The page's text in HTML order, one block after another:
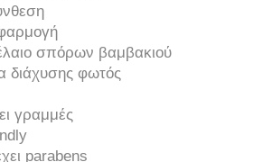
σπόρων βαμβακιού
διάχυσης φωτός
γραμμές
parabens